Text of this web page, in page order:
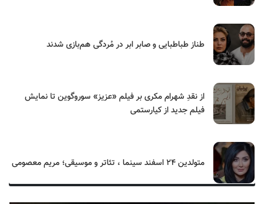
طناز طباطبایی و صابر ابر در مُردگی هم‌بازی شدند
از نقدِ شهرام مکری بر فیلم «عزیز» سوروگوین تا نمایش
فیلم جدید از کیارستمی
متولدین ۲۴ اسفند سینما ، تئاتر و موسیقی؛ مریم معصومی